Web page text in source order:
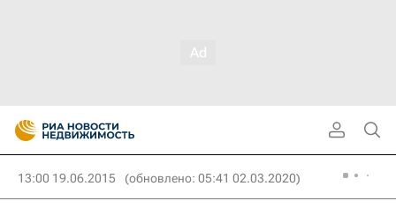
13:00 19.06.2015 (обновлено: 05:41 02.03.2020)